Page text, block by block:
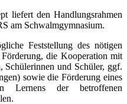
liefert den Handlungsrahmen
am Schwalmgymnasium.
Feststellung des nötigen
die Kooperation mit
und Schüler, ggf.
sowie die Förderung eines
Lernens der betroffenen